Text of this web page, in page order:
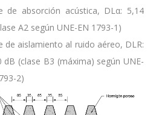
de absorción acústica, DLα: 5,14
A2 según UNE-EN 1793-1)
de aislamiento al ruido aéreo, DLR:
dB (clase B3 (máxima) según UNE-
2)